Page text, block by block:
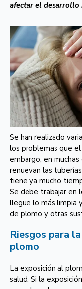
afectar el
Se han realizado
los problemas que
embargo, en
renuevan las
tiene ya mucho
Se debe trabajar en
llegue lo más limpia
de plomo y otras
Riesgos para
plomo
La exposición al
salud. Si la